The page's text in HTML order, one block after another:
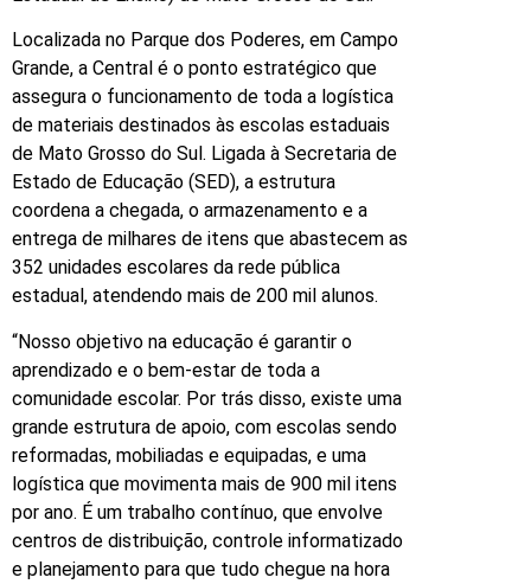
Localizada no Parque dos Poderes, em Campo
Grande, a Central é o ponto estratégico que
assegura o funcionamento de toda a logística
de materiais destinados às escolas estaduais
de Mato Grosso do Sul. Ligada à Secretaria de
Estado de Educação (SED), a estrutura
coordena a chegada, o armazenamento e a
entrega de milhares de itens que abastecem as
352 unidades escolares da rede pública
estadual, atendendo mais de 200 mil alunos.
“Nosso objetivo na educação é garantir o
aprendizado e o bem-estar de toda a
comunidade escolar. Por trás disso, existe uma
grande estrutura de apoio, com escolas sendo
reformadas, mobiliadas e equipadas, e uma
logística que movimenta mais de 900 mil itens
por ano. É um trabalho contínuo, que envolve
centros de distribuição, controle informatizado
e planejamento para que tudo chegue na hora